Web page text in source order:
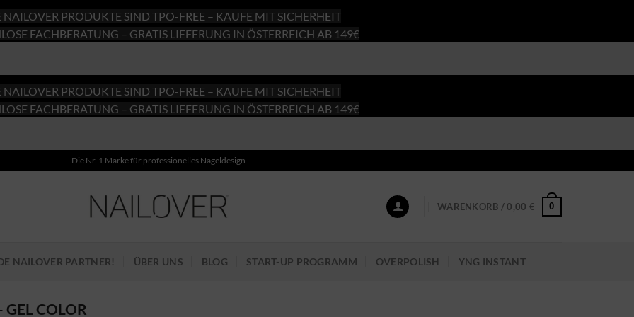
NAILOVER PRODUKTE SIND TPO-FREE – KAUFE MIT SICHERHEIT
FACHBERATUNG – GRATIS LIEFERUNG IN ÖSTERREICH AB 149€
NAILOVER PRODUKTE SIND TPO-FREE – KAUFE MIT SICHERHEIT
FACHBERATUNG – GRATIS LIEFERUNG IN ÖSTERREICH AB 149€
Die Nr. 1 Marke für professionelles Nageldesign
WARENKORB /0,00 € 0
NAILOVER PARTNER! ÜBER UNS BLOG START-UP PROGRAMM OVERPOLISH YNG INSTANT
GEL COLOR